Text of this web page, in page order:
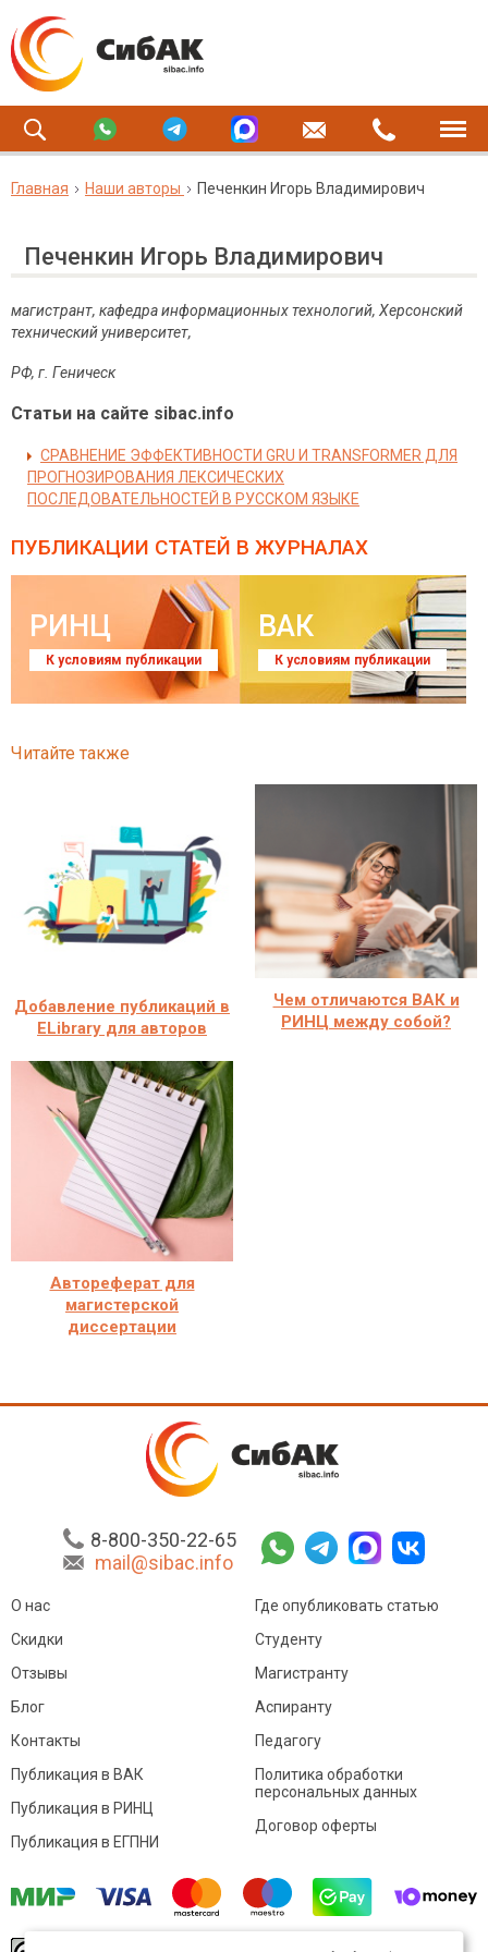
Главная Наши авторы Печенкин Игорь Владимирович
Печенкин Игорь Владимирович
магистрант, кафедра информационных технологий, Херсонский
технический университет,
РФ, г. Геническ
Статьи на сайте sibac.info
СРАВНЕНИЕ ЭФФЕКТИВНОСТИ GRU И TRANSFORMER ДЛЯ
ПРОГНОЗИРОВАНИЯ ЛЕКСИЧЕСКИХ
ПОСЛЕДОВАТЕЛЬНОСТЕЙ В РУССКОМ ЯЗЫКЕ
ПУБЛИКАЦИИ СТАТЕЙ В ЖУРНАЛАХ
РИНЦ
К условиям публикации
ВАК
К условиям публикации
Читайте также
Добавление публикаций в
ELibrary для авторов
Чем отличаются ВАК и
РИНЦ между собой?
Автореферат для
магистерской
диссертации
8-800-350-22-65
mail@sibac.info
О нас
Скидки
Отзывы
Блог
Контакты
Где опубликовать статью
Студенту
Магистранту
Аспиранту
Педагогу
Публикация в ВАК
Публикация в РИНЦ
Публикация в ЕГПНИ
Политика обработки
персональных данных
Договор оферты